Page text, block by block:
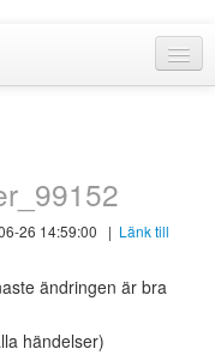
26 14:59:00 | Länk till
ändringen är bra
händelser)